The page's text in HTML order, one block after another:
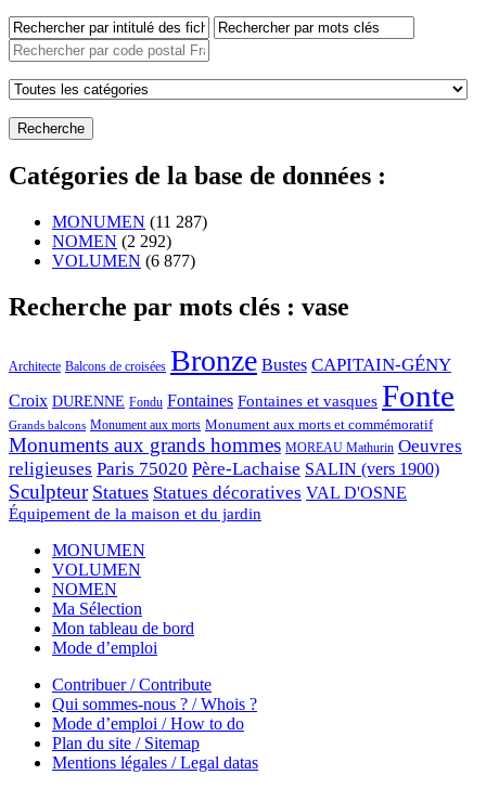
Catégories de la base de données :
MONUMEN (11 287)
NOMEN (2 292)
VOLUMEN (6 877)
Recherche par mots clés : vase
Architecte Balcons de croisées Bronze Bustes CAPITAIN-GÉNY
Croix DURENNE Fondu Fontaines Fontaines et vasques Fonte
Grands balcons Monument aux morts Monument aux morts et commémoratif
Monuments aux grands hommes MOREAU Mathurin Oeuvres
religieuses Paris 75020 Père-Lachaise SALIN (vers 1900)
Sculpteur Statues Statues décoratives VAL D'OSNE
Équipement de la maison et du jardin
MONUMEN
VOLUMEN
NOMEN
Ma Sélection
Mon tableau de bord
Mode d’emploi
Contribuer / Contribute
Qui sommes-nous ? / Whois ?
Mode d’emploi / How to do
Plan du site / Sitemap
Mentions légales / Legal datas